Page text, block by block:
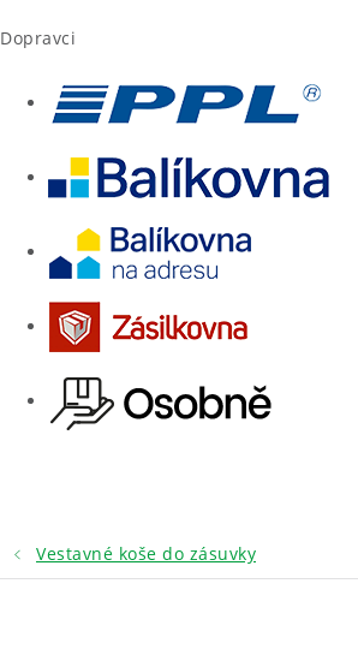
Dopravci
Vestavné koše do zásuvky